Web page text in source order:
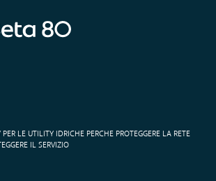
PER LE UTILITY IDRICHE PERCHE PROTEGGERE LA RETE
IL SERVIZIO